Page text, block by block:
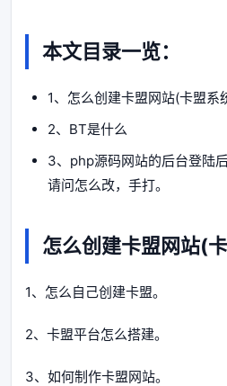
本文目录一览：
1、怎么创建卡盟网站(卡盟系
2、BT是什么
3、php源码网站的后台登陆
请问怎么改，手打。
怎么创建卡盟网站(
1、怎么自己创建卡盟。
2、卡盟平台怎么搭建。
3、如何制作卡盟网站。